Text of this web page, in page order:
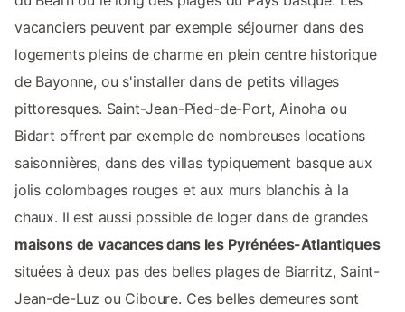
vacanciers peuvent par exemple séjourner dans des
logements pleins de charme en plein centre historique
de Bayonne, ou s'installer dans de petits villages
pittoresques. Saint-Jean-Pied-de-Port, Ainoha ou
Bidart offrent par exemple de nombreuses locations
saisonnières, dans des villas typiquement basque aux
jolis colombages rouges et aux murs blanchis à la
chaux. Il est aussi possible de loger dans de grandes
maisons de vacances dans les Pyrénées-Atlantiques
situées à deux pas des belles plages de Biarritz, Saint-
Jean-de-Luz ou Ciboure. Ces belles demeures sont